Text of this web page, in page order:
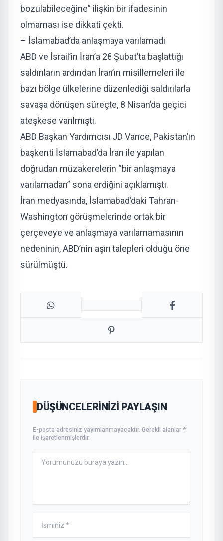
bozulabileceğine” ilişkin bir ifadesinin
olmaması ise dikkati çekti.
– İslamabad’da anlaşmaya varılamadı
ABD ve İsrail’in İran’a 28 Şubat’ta başlattığı
saldırıların ardından İran’ın misillemeleri ile
bazı bölge ülkelerine düzenlediği saldırılarla
savaşa dönüşen süreçte, 8 Nisan’da geçici
ateşkese varılmıştı.
ABD Başkan Yardımcısı JD Vance, Pakistan’ın
başkenti İslamabad’da İran ile yapılan
doğrudan müzakerelerin “bir anlaşmaya
varılamadan” sona erdiğini açıklamıştı.
İran medyasında, İslamabad’daki Tahran-
Washington görüşmelerinde ortak bir
çerçeveye ve anlaşmaya varılamamasının
nedeninin, ABD’nin aşırı talepleri olduğu öne
sürülmüştü.
DÜŞÜNCELERINIZI PAYLAŞIN
E-posta adresiniz yayımlanmayacaktır. Gerekli alanlar *
ile işaretlenmişlerdir.